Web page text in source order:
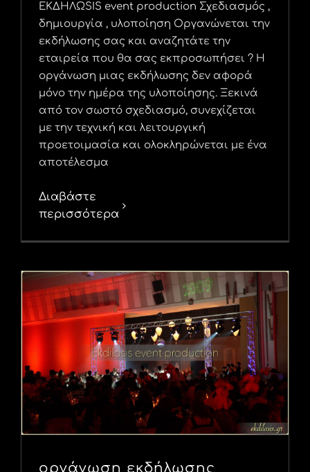
ΕΚΔΗΛΩSIS event production Σχεδιασμός ,
δημιουργία , υλοποίηση Οργανώνεται την
εκδήλωσης σας και αναζητάτε την
εταιρεία που θα σας εκπροσωπήσει ? Η
οργάνωση μιας εκδήλωσης δεν αφορά
μόνο την ημέρα της υλοποίησης. Ξεκινά
από τον σωστό σχεδιασμό, συνεχίζεται
με την τεχνική και λειτουργική
προετοιμασία και ολοκληρώνεται με ένα
αποτέλεσμα
Διαβάστε
περισσότερα
οργάνωση εκδήλωσης